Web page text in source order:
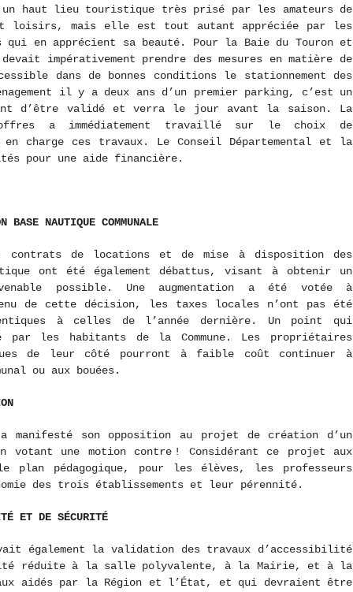
un haut lieu touristique très prisé par les amateurs de
loisirs, mais elle est tout autant appréciée par les
en apprécient sa beauté. Pour la Baie du Touron et
impérativement prendre des mesures en matière de
dans de bonnes conditions le stationnement des
il y a deux ans d’un premier parking, c’est un
d’être validé et verra le jour avant la saison. La
a immédiatement travaillé sur le choix de
charge ces travaux. Le Conseil Départemental et la
pour une aide financière.
BASE NAUTIQUE COMMUNALE
contrats de locations et de mise à disposition des
ont été également débattus, visant à obtenir un
possible. Une augmentation a été votée à
de cette décision, les taxes locales n’ont pas été
à celles de l’année dernière. Un point qui
par les habitants de la Commune. Les propriétaires
de leur côté pourront à faible coût continuer à
ou aux bouées.
manifesté son opposition au projet de création d’un
une motion contre ! Considérant ce projet aux
pédagogique, pour les élèves, les professeurs
des trois établissements et leur pérennité.
ET DE SÉCURITÉ
également la validation des travaux d’accessibilité
réduite à la salle polyvalente, à la Mairie, et à la
aidés par la Région et l’État, et qui devraient être